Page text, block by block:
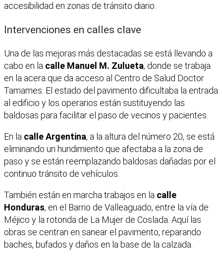
accesibilidad en zonas de tránsito diario.
Intervenciones en calles clave
Una de las mejoras más destacadas se está llevando a
cabo en la calle Manuel M. Zulueta, donde se trabaja
en la acera que da acceso al Centro de Salud Doctor
Tamames. El estado del pavimento dificultaba la entrada
al edificio y los operarios están sustituyendo las
baldosas para facilitar el paso de vecinos y pacientes.
En la calle Argentina, a la altura del número 20, se está
eliminando un hundimiento que afectaba a la zona de
paso y se están reemplazando baldosas dañadas por el
continuo tránsito de vehículos.
También están en marcha trabajos en la calle
Honduras, en el Barrio de Valleaguado, entre la vía de
Méjico y la rotonda de La Mujer de Coslada. Aquí las
obras se centran en sanear el pavimento, reparando
baches, bufados y daños en la base de la calzada.